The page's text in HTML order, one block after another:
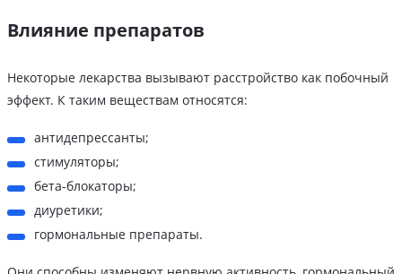
Влияние препаратов
Некоторые лекарства вызывают расстройство как побочный
эффект. К таким веществам относятся:
антидепрессанты;
стимуляторы;
бета-блокаторы;
диуретики;
гормональные препараты.